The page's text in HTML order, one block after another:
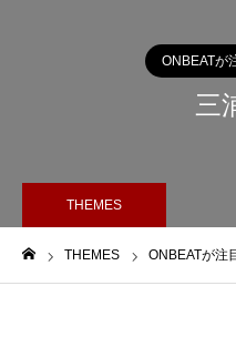
ONBEATが
三
THEMES
THEMES ONBEATが注